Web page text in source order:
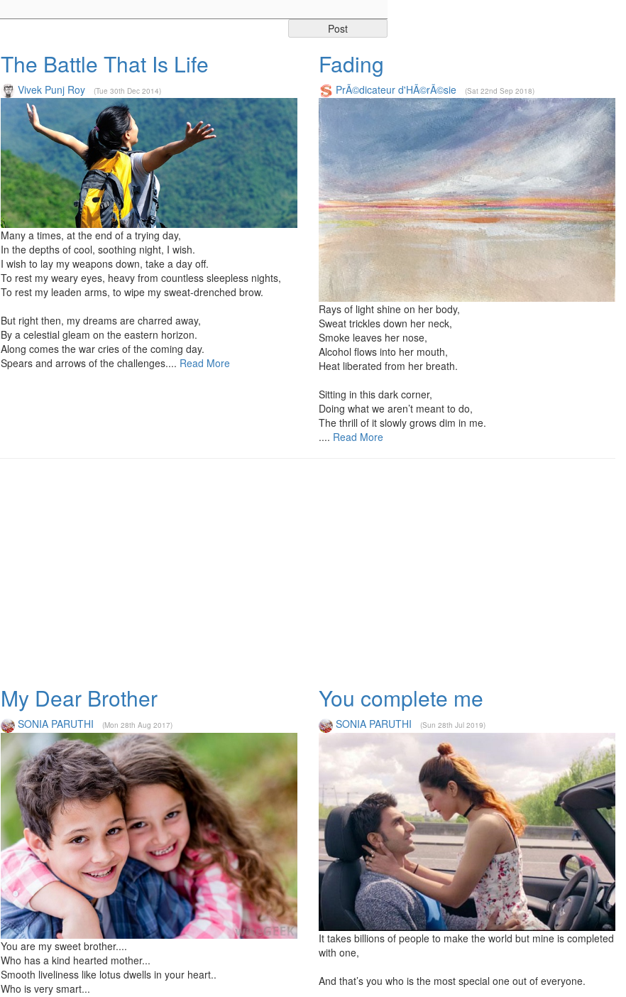
The Battle That Is Life
Vivek Punj Roy (Tue 30th Dec 2014)
Many a times, at the end of a trying day,
In the depths of cool, soothing night, I wish.
I wish to lay my weapons down, take a day off.
To rest my weary eyes, heavy from countless sleepless nights,
To rest my leaden arms, to wipe my sweat-drenched brow.
But right then, my dreams are charred away,
By a celestial gleam on the eastern horizon.
Along comes the war cries of the coming day.
Spears and arrows of the challenges.... Read More
Fading
PrÃ©dicateur d'HÃ©rÃ©sie (Sat 22nd Sep 2018)
Rays of light shine on her body,
Sweat trickles down her neck,
Smoke leaves her nose,
Alcohol flows into her mouth,
Heat liberated from her breath.
Sitting in this dark corner,
Doing what we aren’t meant to do,
The thrill of it slowly grows dim in me.
.... Read More
My Dear Brother
SONIA PARUTHI (Mon 28th Aug 2017)
You are my sweet brother....
Who has a kind hearted mother...
Smooth liveliness like lotus dwells in your heart..
Who is very smart...
You complete me
SONIA PARUTHI (Sun 28th Jul 2019)
It takes billions of people to make the world but mine is completed
with one,
And that’s you who is the most special one out of everyone.